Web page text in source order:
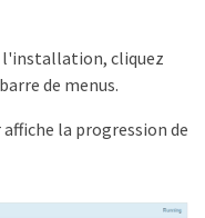
l'installation, cliquez
de menus.
la progression de